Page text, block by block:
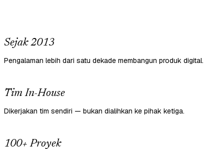
Sejak 2013
Pengalaman lebih dari satu dekade membangun produk digital.
Tim In-House
Dikerjakan tim sendiri — bukan dialihkan ke pihak ketiga.
100+ Proyek